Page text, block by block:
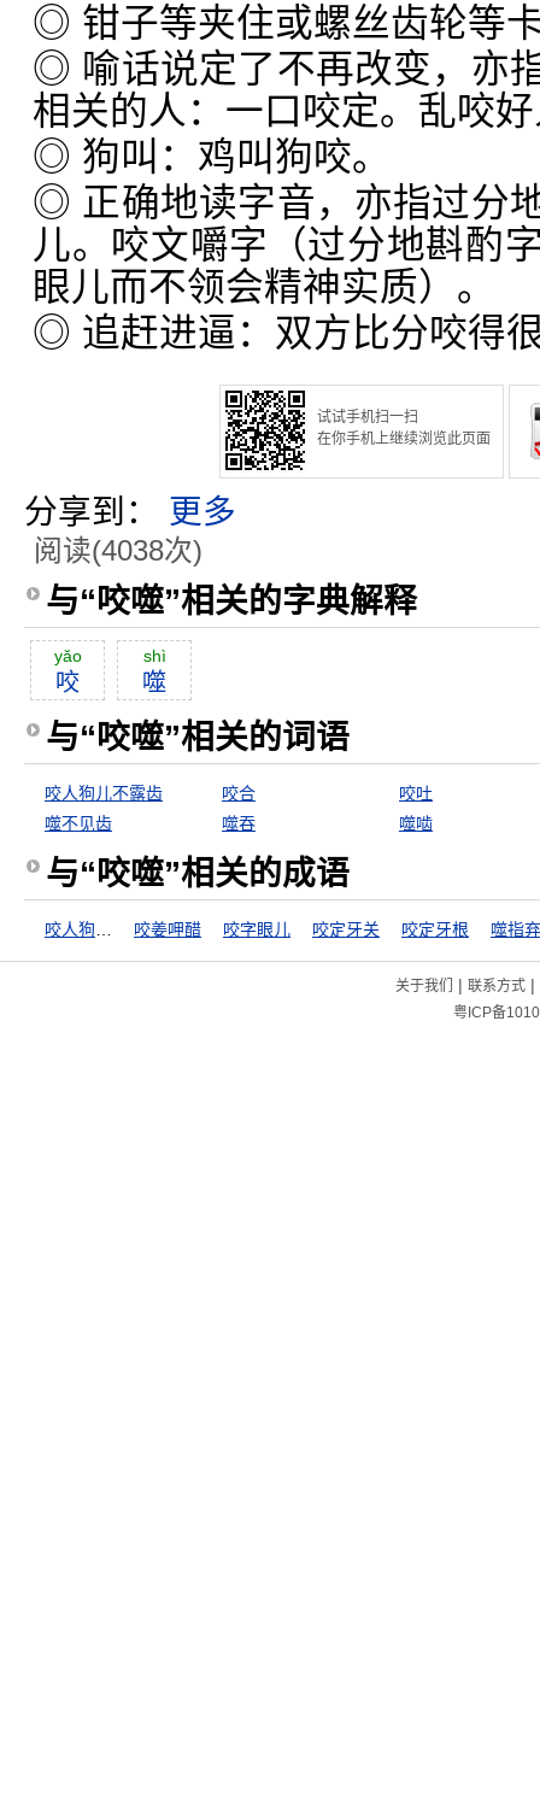
◎ 钳子等夹住或螺丝齿轮等
◎ 喻话说定了不再改变，亦
相关的人：一口咬定。乱咬
◎ 狗叫：鸡叫狗咬。
◎ 正确地读字音，亦指过分
儿。咬文嚼字（过分地斟酌
眼儿而不领会精神实质）。
◎ 追赶进逼：双方比分咬得
试试手机扫一扫
在你手机上继续浏览此页面
分享到： 更多
阅读(4038次)
与“咬噬”相关的字典解释
yăo
咬
shì
噬
与“咬噬”相关的词语
咬人狗儿不露齿 咬合
咬吐
噬不见齿
噬吞 噬啮
与“咬噬”相关的成语
咬姜呷醋 咬字眼儿 咬定牙关 咬定牙根 噬指
关于我们 | 联系方式|
粤ICP备